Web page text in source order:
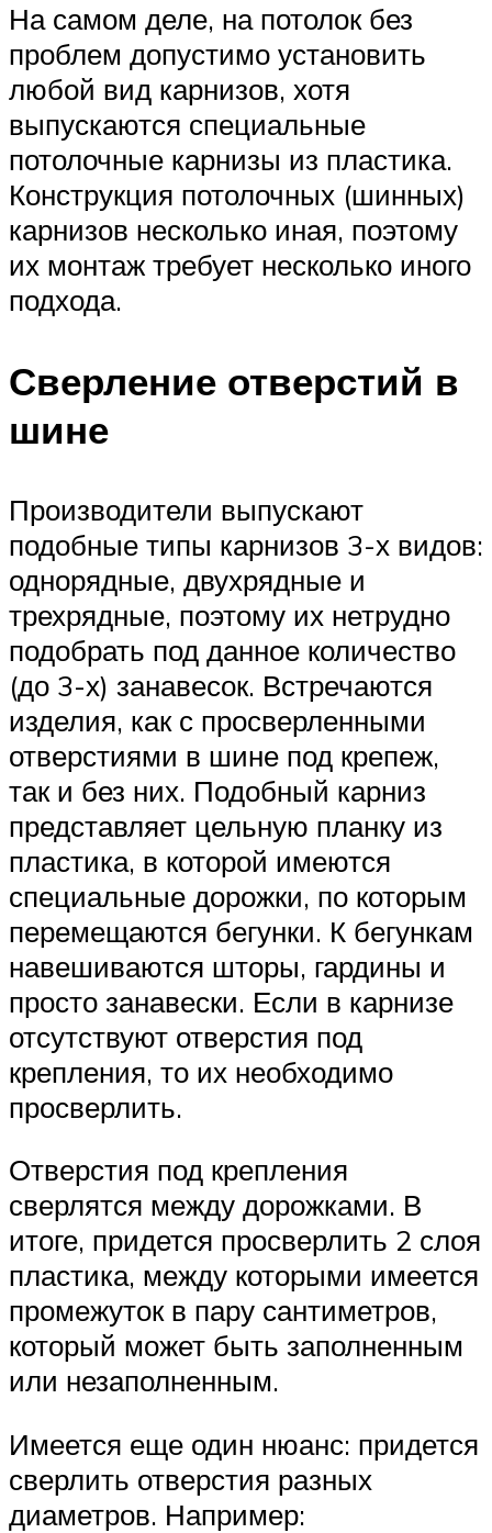
На самом деле, на потолок без
проблем допустимо установить
любой вид карнизов, хотя
выпускаются специальные
потолочные карнизы из пластика.
Конструкция потолочных (шинных)
карнизов несколько иная, поэтому
их монтаж требует несколько иного
подхода.
Сверление отверстий в
шине
Производители выпускают
подобные типы карнизов 3-х видов:
однорядные, двухрядные и
трехрядные, поэтому их нетрудно
подобрать под данное количество
(до 3-х) занавесок. Встречаются
изделия, как с просверленными
отверстиями в шине под крепеж,
так и без них. Подобный карниз
представляет цельную планку из
пластика, в которой имеются
специальные дорожки, по которым
перемещаются бегунки. К бегункам
навешиваются шторы, гардины и
просто занавески. Если в карнизе
отсутствуют отверстия под
крепления, то их необходимо
просверлить.
Отверстия под крепления
сверлятся между дорожками. В
итоге, придется просверлить 2 слоя
пластика, между которыми имеется
промежуток в пару сантиметров,
который может быть заполненным
или незаполненным.
Имеется еще один нюанс: придется
сверлить отверстия разных
диаметров. Например: